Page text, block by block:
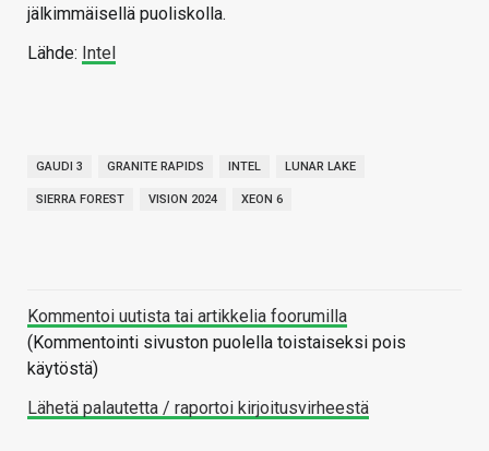
jälkimmäisellä puoliskolla.
Lähde: Intel
GAUDI 3 GRANITE RAPIDS INTEL LUNAR LAKE
SIERRA FOREST VISION 2024 XEON 6
Kommentoi uutista tai artikkelia foorumilla
(Kommentointi sivuston puolella toistaiseksi pois
käytöstä)
Lähetä palautetta / raportoi kirjoitusvirheestä